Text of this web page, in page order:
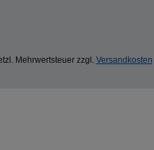
Mehrwertsteuer zzgl. Versandkosten